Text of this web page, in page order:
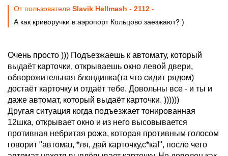
От пользователя Slavik Hellmash - 2112 -
А как криворучки в аэропорт Кольцово заезжают? )
Очень просто ))) Подъезжаешь к автомату, который
выдаёт карточки, открываешь окно левой двери,
обворожительная блондинка(та что сидит рядом)
достаёт карточку и отдаёт тебе. Довольны все - и ты и
даже автомат, который выдаёт карточки. ))))))
Другая ситуация когда подъезжает тонированная
12шка, открывает окно и из него высовывается
противная небритая рожа, которая противным голосом
говорит "автомат, *ля, дай карточку,с*ка!", после чего